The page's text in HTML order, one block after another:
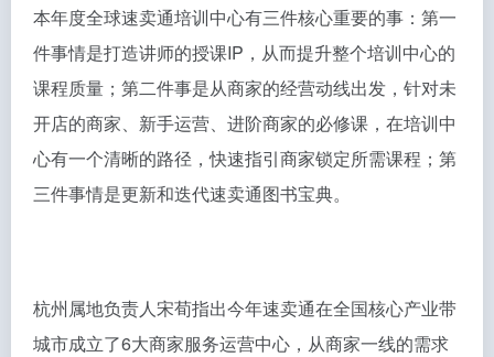
本年度全球速卖通培训中心有三件核心重要的事：第一
件事情是打造讲师的授课IP，从而提升整个培训中心的
课程质量；第二件事是从商家的经营动线出发，针对未
开店的商家、新手运营、进阶商家的必修课，在培训中
心有一个清晰的路径，快速指引商家锁定所需课程；第
三件事情是更新和迭代速卖通图书宝典。
杭州属地负责人宋荀指出今年速卖通在全国核心产业带
城市成立了6大商家服务运营中心，从商家一线的需求